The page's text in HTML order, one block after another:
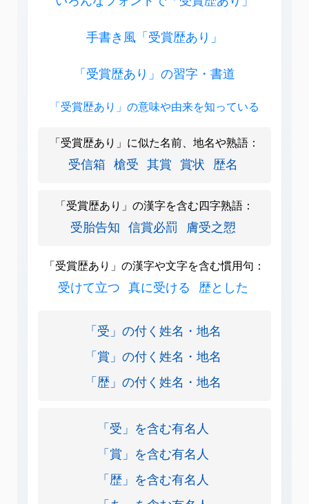
手書き風「受賞歴あり」
「受賞歴あり」の習字・書道
「受賞歴あり」の意味や由来を知っている
「受賞歴あり」に似た名前、地名や熟語：
受信箱 槍受 其賞 賞状 歴名
「受賞歴あり」の漢字を含む四字熟語：
受胎告知 信賞必罰 膚受之愬
「受賞歴あり」の漢字や文字を含む慣用句：
受けて立つ 真に受ける 歴とした
「受」の付く姓名・地名
「賞」の付く姓名・地名
「歴」の付く姓名・地名
「受」を含む有名人
「賞」を含む有名人
「歴」を含む有名人